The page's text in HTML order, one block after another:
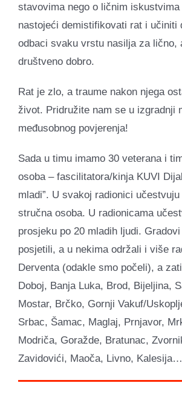
stavovima nego o ličnim
nastojeći demistifikovati rat i učiniti
odbaci svaku vrstu nasilja za lično,
društveno dobro.
Rat je zlo, a traume nakon njega
život. Pridružite nam se u izgradnji
međusobnog povjerenja!
Sada u timu imamo 30 veterana i
osoba – fascilitatora/kinja KUVI
mladi”. U svakoj radionici
stručna osoba. U radionicama
prosjeku po 20 mladih ljudi.
posjetili, a u nekima održali i više
Derventa (odakle smo počeli), a
Doboj, Banja Luka, Brod, Bijeljina,
Mostar, Brčko, Gornji Vakuf/
Srbac, Šamac, Maglaj, Prnjavor,
Modriča, Goražde, Bratunac,
Zavidovići, Maoča, Livno, Kalesija…